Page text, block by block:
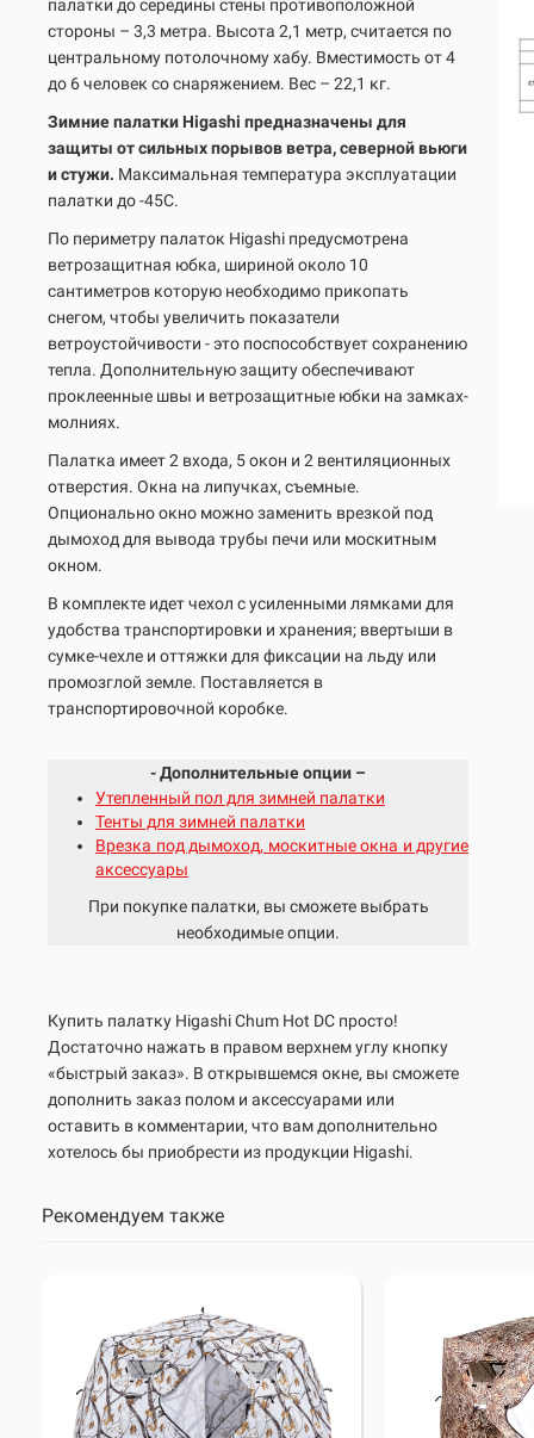
палатки до середины стены противоположной
стороны – 3,3 метра. Высота 2,1 метр, считается по
центральному потолочному хабу. Вместимость от 4
до 6 человек со снаряжением. Вес – 22,1 кг.
Зимние палатки Higashi предназначены для
защиты от сильных порывов ветра, северной вьюги
и стужи. Максимальная температура эксплуатации
палатки до -45С.
По периметру палаток Higashi предусмотрена
ветрозащитная юбка, шириной около 10
сантиметров которую необходимо прикопать
снегом, чтобы увеличить показатели
ветроустойчивости - это поспособствует сохранению
тепла. Дополнительную защиту обеспечивают
проклеенные швы и ветрозащитные юбки на замках-
молниях.
Палатка имеет 2 входа, 5 окон и 2 вентиляционных
отверстия. Окна на липучках, съемные.
Опционально окно можно заменить врезкой под
дымоход для вывода трубы печи или москитным
окном.
В комплекте идет чехол с усиленными лямками для
удобства транспортировки и хранения; ввертыши в
сумке-чехле и оттяжки для фиксации на льду или
промозглой земле. Поставляется в
транспортировочной коробке.
- Дополнительные опции –
Утепленный пол для зимней палатки
Тенты для зимней палатки
Врезка под дымоход, москитные окна и другие
аксессуары
При покупке палатки, вы сможете выбрать
необходимые опции.
Купить палатку HigashiChum Hot DC просто!
Достаточно нажать в правом верхнем углу кнопку
«быстрый заказ». В открывшемся окне, вы сможете
дополнить заказ полом и аксессуарами или
оставить в комментарии, что вам дополнительно
хотелось бы приобрести из продукции Higashi.
Рекомендуем также